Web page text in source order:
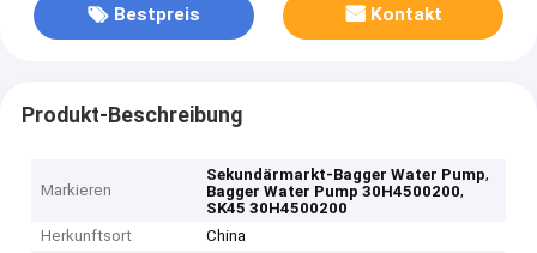
Bestpreis Kontakt
Produkt-Beschreibung
Markieren
Sekundärmarkt-Bagger Water Pump,
Bagger Water Pump 30H4500200,
SK45 30H4500200
Herkunftsort
China